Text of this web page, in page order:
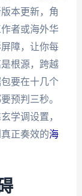
本更新，角
者或海外华
障，让你每
根源，跨越
要在十几个
预判三秒。
学调设置，
正奏效的海